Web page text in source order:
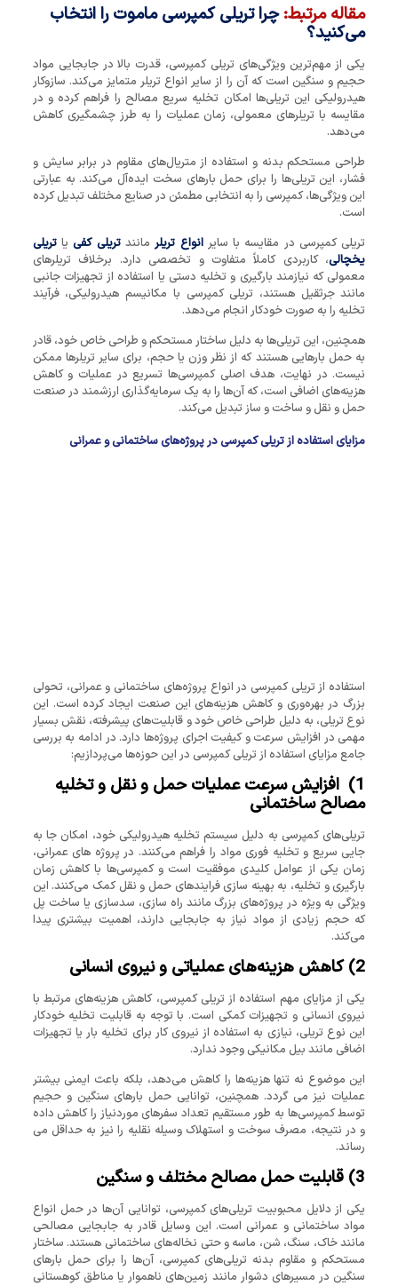
مقاله مرتبط: چرا تریلی کمپرسی ماموت را انتخاب
می‌کنید؟
یکی از مهم‌ترین ویژگی‌های تریلی کمپرسی، قدرت بالا در جابجایی مواد
حجیم و سنگین است که آن را از سایر انواع تریلر متمایز می‌کند. سازوکار
هیدرولیکی این تریلی‌ها امکان تخلیه سریع مصالح را فراهم کرده و در
مقایسه با تریلرهای معمولی، زمان عملیات را به ‌طرز چشمگیری کاهش
می‌دهد.
طراحی مستحکم بدنه و استفاده از متریال‌های مقاوم در برابر سایش و
فشار، این تریلی‌ها را برای حمل بارهای سخت ایده‌آل می‌کند. به عبارتی
این ویژگی‌ها، کمپرسی را به انتخابی مطمئن در صنایع مختلف تبدیل کرده
است.
تریلی کمپرسی در مقایسه با سایرانواع تریلرمانندتریلی کفییاتریلی
یخچالی، کاربردی کاملاً متفاوت و تخصصی دارد. برخلاف تریلرهای
معمولی که نیازمند بارگیری و تخلیه دستی یا استفاده از تجهیزات جانبی
مانند جرثقیل هستند، تریلی کمپرسی با مکانیسم هیدرولیکی، فرآیند
تخلیه را به ‌صورت خودکار انجام می‌دهد.
همچنین، این تریلی‌ها به دلیل ساختار مستحکم و طراحی خاص خود، قادر
به حمل بارهایی هستند که از نظر وزن یا حجم، برای سایر تریلرها ممکن
نیست. در نهایت، هدف اصلی کمپرسی‌ها تسریع در عملیات و کاهش
هزینه‌های اضافی است، که آن‌ها را به یک سرمایه‌گذاری ارزشمند در صنعت
حمل ‌و نقل و ساخت ‌و ساز تبدیل می‌کند.
مزایای استفاده از تریلی کمپرسی در پروژه‌های ساختمانی و عمرانی
استفاده از تریلی کمپرسی در انواع پروژه‌های ساختمانی و عمرانی، تحولی
بزرگ در بهره‌وری و کاهش هزینه‌های این صنعت ایجاد کرده است. این
نوع تریلی، به دلیل طراحی خاص خود و قابلیت‌های پیشرفته، نقش بسیار
مهمی در افزایش سرعت و کیفیت اجرای پروژه‌ها دارد. در ادامه به بررسی
جامع مزایای استفاده از تریلی کمپرسی در این حوزه‌ها می‌پردازیم:
1) افزایش سرعت عملیات حمل ‌و نقل و تخلیه
مصالح ساختمانی
تریلی‌های کمپرسی به دلیل سیستم تخلیه هیدرولیکی خود، امکان جا به
جایی سریع و تخلیه فوری مواد را فراهم می‌کنند. در پروژه‌ های عمرانی،
زمان یکی از عوامل کلیدی موفقیت است و کمپرسی‌ها با کاهش زمان
بارگیری و تخلیه، به بهینه ‌سازی فرایندهای حمل ‌و نقل کمک می‌کنند. این
ویژگی به ‌ویژه در پروژه‌های بزرگ مانند راه ‌سازی، سدسازی یا ساخت پل
که حجم زیادی از مواد نیاز به جابجایی دارند، اهمیت بیشتری پیدا
می‌کند.
2) کاهش هزینه‌های عملیاتی و نیروی انسانی
یکی از مزایای مهم استفاده از تریلی کمپرسی، کاهش هزینه‌های مرتبط با
نیروی انسانی و تجهیزات کمکی است. با توجه به قابلیت تخلیه خودکار
این نوع تریلی، نیازی به استفاده از نیروی کار برای تخلیه بار یا تجهیزات
اضافی مانند بیل مکانیکی وجود ندارد.
این موضوع نه ‌تنها هزینه‌ها را کاهش می‌دهد، بلکه باعث ایمنی بیشتر
عملیات نیز می گردد. همچنین، توانایی حمل بارهای سنگین و حجیم
توسط کمپرسی‌ها به ‌طور مستقیم تعداد سفرهای موردنیاز را کاهش داده
و در نتیجه، مصرف سوخت و استهلاک وسیله نقلیه را نیز به حداقل می
‌رساند.
3) قابلیت حمل مصالح مختلف و سنگین
یکی از دلایل محبوبیت تریلی‌های کمپرسی، توانایی آن‌ها در حمل انواع
مواد ساختمانی و عمرانی است. این وسایل قادر به جابجایی مصالحی
مانند خاک، سنگ، شن، ماسه و حتی نخاله‌های ساختمانی هستند. ساختار
مستحکم و مقاوم بدنه تریلی‌های کمپرسی، آن‌ها را برای حمل بارهای
سنگین در مسیرهای دشوار مانند زمین‌های ناهموار یا مناطق کوهستانی